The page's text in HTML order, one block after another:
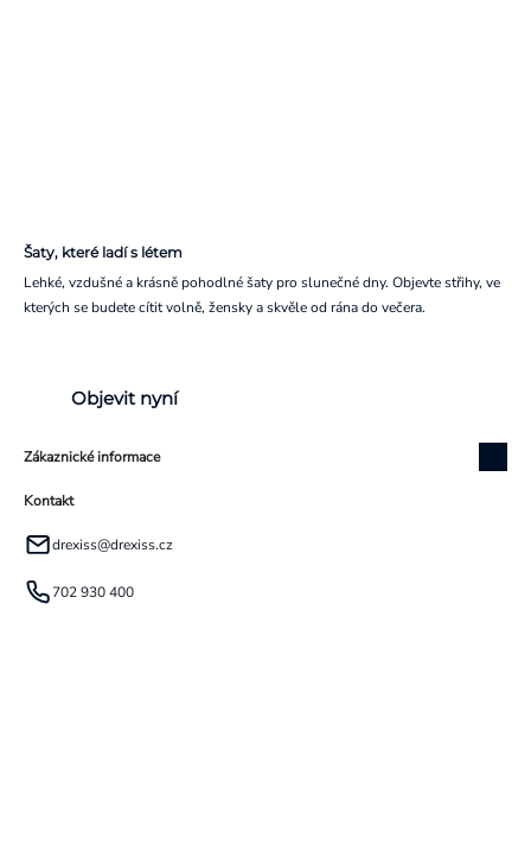
Šaty, které ladí s létem
Lehké, vzdušné a krásně pohodlné šaty pro slunečné dny. Objevte střihy, ve
kterých se budete cítit volně, žensky a skvěle od rána do večera.
Objevit nyní
Zákaznické informace
Kontakt
drexiss@drexiss.cz
702 930 400